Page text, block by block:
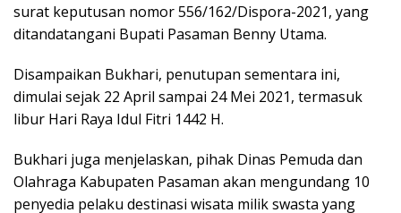
surat keputusan nomor 556/162/Dispora-2021, yang
ditandatangani Bupati Pasaman Benny Utama.
Disampaikan Bukhari, penutupan sementara ini,
dimulai sejak 22 April sampai 24 Mei 2021, termasuk
libur Hari Raya Idul Fitri 1442 H.
Bukhari juga menjelaskan, pihak Dinas Pemuda dan
Olahraga Kabupaten Pasaman akan mengundang 10
penyedia pelaku destinasi wisata milik swasta yang